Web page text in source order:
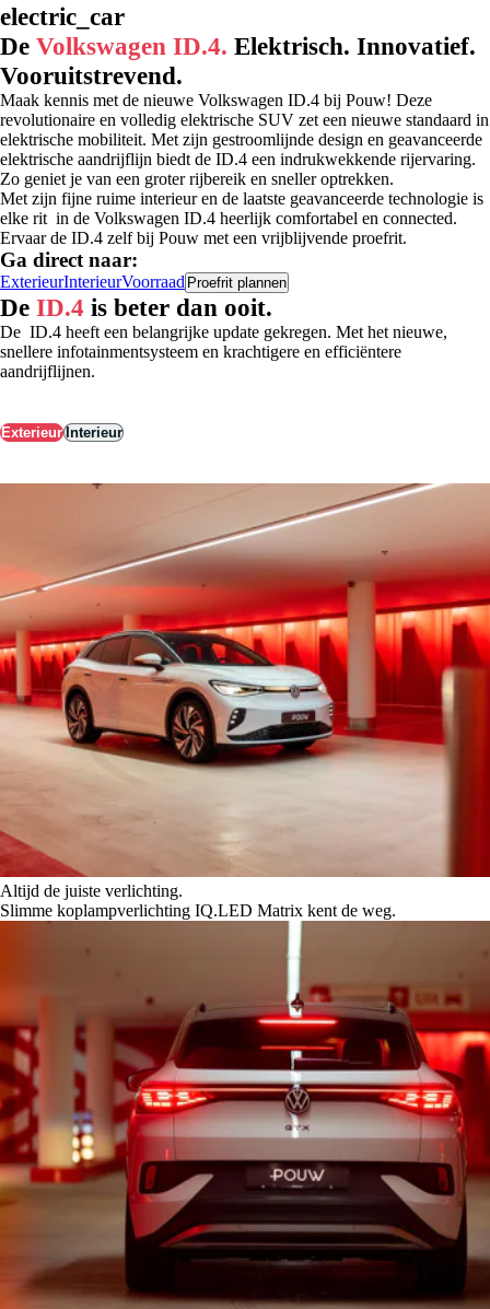
electric_car
De Volkswagen ID.4. Elektrisch. Innovatief.
Vooruitstrevend.
Maak kennis met de nieuwe Volkswagen ID.4 bij Pouw! Deze
revolutionaire en volledig elektrische SUV zet een nieuwe standaard in
elektrische mobiliteit. Met zijn gestroomlijnde design en geavanceerde
elektrische aandrijflijn biedt de ID.4 een indrukwekkende rijervaring.
Zo geniet je van een groter rijbereik en sneller optrekken.
Met zijn fijne ruime interieur en de laatste geavanceerde technologie is
elke rit in de Volkswagen ID.4 heerlijk comfortabel en connected.
Ervaar de ID.4 zelf bij Pouw met een vrijblijvende proefrit.
Ga direct naar:
ExterieurInterieurVoorraad Proefrit plannen
De ID.4 is beter dan ooit.
De ID.4 heeft een belangrijke update gekregen. Met het nieuwe,
snellere infotainmentsysteem en krachtigere en efficiëntere
aandrijflijnen.
ExterieurInterieur
Altijd de juiste verlichting.
Slimme koplampverlichting IQ.LED Matrix kent de weg.